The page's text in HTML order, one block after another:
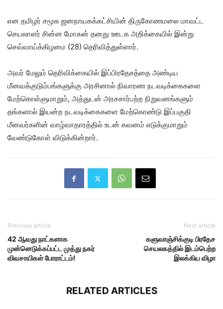
என தமிழர் சமூக ஜனநாயகக்கட்சியின் திருகோணமலை மாவட்ட
செயலாளர் சின்ன மோகன் தனது ஊடக அறிக்கையில் இன்று
செவ்வாய்க்கிழமை (28) தெரிவித்துள்ளார்.
அவர் மேலும் தெரிவிக்கையில் இப்பிரதேசத்தை அண்டிய
மீனவக்குடும்பங்களுக்கு அரசினால் நிவாரண நடவடிக்கைகளை
மேற்கொள்ளுமாறும், அத்துடன் அரசசார்பற்ற நிறுவனங்களும்
தங்களால் இயன்ற நடவடிக்கைகளை மேற்கொண்டு இப்பகுதி
மீனவர்களின் வாழ்வாதாரத்தில் உடன் கவனம் எடுக்குமாறும்
வேண்டுகோள் விடுக்கின்றார்.
Previous article
42 ஆவது நாட்களாக
முன்னெடுக்கப்பட்ட முத்து நகர்
விவசாயிகள் போராட்டம்!
Next article
களுவாஞ்சிக்குடி பிரதேச
செயலகத்தில் இடம்பெற்ற
இலக்கிய விழா
RELATED ARTICLES